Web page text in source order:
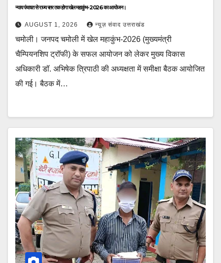
न्याय पंचायत से राज्य स्तर तक होगा खेल महाकुंभ-2026 का आयोजन।
AUGUST 1, 2026 न्यूज़ संवाद उत्तराखंड
चमोली। जनपद चमोली में खेल महाकुंभ-2026 (मुख्यमंत्री
चैम्पियनशिप ट्रॉफी) के सफल आयोजन को लेकर मुख्य विकास
अधिकारी डॉ. अभिषेक त्रिपाठी की अध्यक्षता में समीक्षा बैठक आयोजित
की गई। बैठक में…